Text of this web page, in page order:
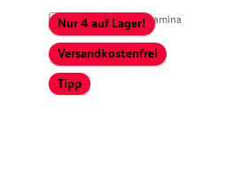
Nur 4 auf Lager!
Versandkostenfrei
Tipp